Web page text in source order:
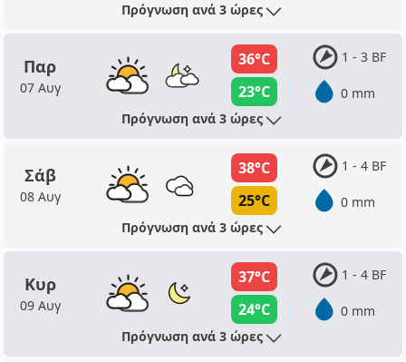
Πρόγνωση ανά 3 ώρες
Παρ
07 Αυγ
36°C
23°C
1 - 3 BF
0 mm
Πρόγνωση ανά 3 ώρες
Σάβ
08 Αυγ
38°C
25°C
1 - 4 BF
0 mm
Πρόγνωση ανά 3 ώρες
Κυρ
09 Αυγ
37°C
24°C
1 - 4 BF
0 mm
Πρόγνωση ανά 3 ώρες